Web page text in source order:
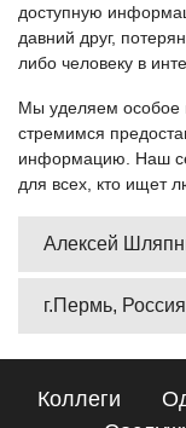
доступную
давний друг,
либо человеку в
Мы уделяем особое
стремимся
информацию. Наш
для всех, кто ищет
Алексей
г.Пермь, Россия
Коллеги